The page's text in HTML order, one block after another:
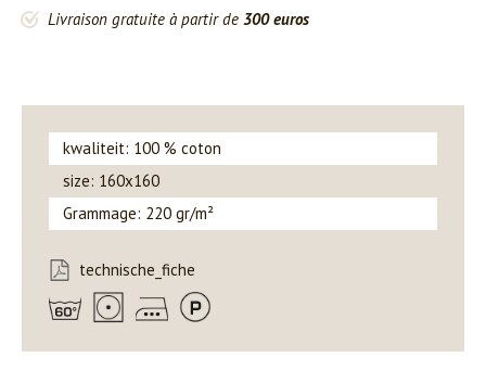
Livraison gratuite à partir de 300 euros
kwaliteit: 100 % coton
size: 160x160
Grammage: 220 gr/m²
technische_fiche